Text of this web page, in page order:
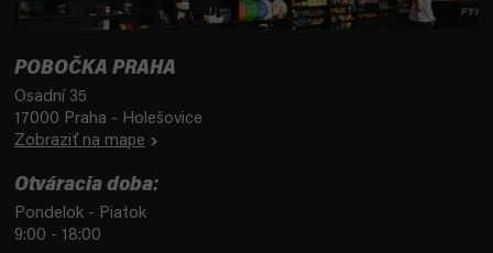
POBOČKA PRAHA
Osadní 35
17000 Praha - Holešovice
Zobraziť na mape
Otváracia doba:
Pondelok - Piatok
9:00 - 18:00